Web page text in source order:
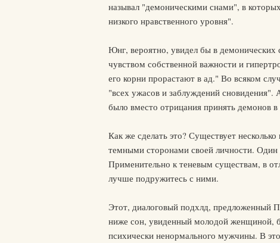
называл "демоническими снами", в
низкого нравственного уровня".
Юнг, вероятно, увидел бы в демонических
чувством собственной важности и
его корни прорастают в ад." Во всяком
"всех ужасов и заблуждений сновидения".
было вместо отрицания принять демонов в
Как же сделать это? Существует
темными сторонами своей личности. Один
Применительно к теневым существам, в
лучше подружитесь с ними.
Этот, диалоговый подхлд, предложенный
ниже сон, увиденный молодой женщиной,
психически ненормального мужчины. В